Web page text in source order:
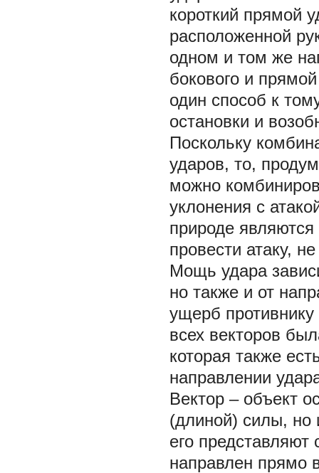
короткий прямой
расположенной
одном и том же
бокового и
один способ к
остановки и
Поскольку
ударов, то,
можно
уклонения с
природе
провести атаку,
Мощь удара
но также и от
ущерб
всех векторов
которая также
направлении
Вектор – объект
(длиной) силы, но
его представляют
направлен прямо